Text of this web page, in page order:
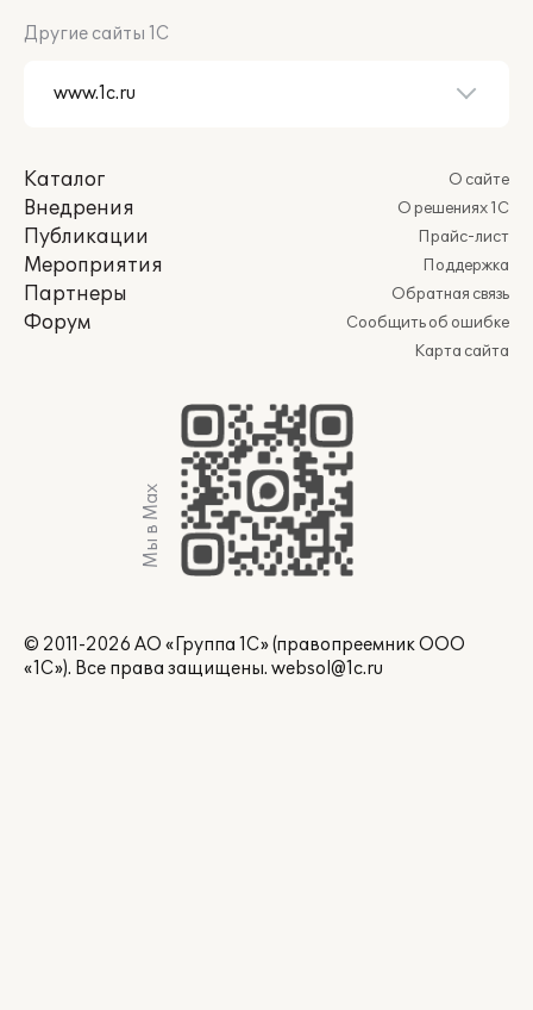
Другие сайты 1С
Каталог
Внедрения
Публикации
Мероприятия
Партнеры
Форум
О сайте
О решениях 1С
Прайс-лист
Поддержка
Обратная связь
Сообщить об ошибке
Карта сайта
Мы в Max
© 2011-2026 АО «Группа 1С» (правопреемник ООО
«1С»). Все права защищены. websol@1c.ru